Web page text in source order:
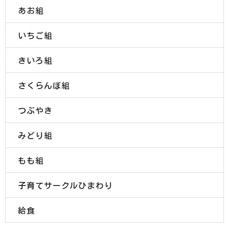
あお組
いちご組
きいろ組
さくらんぼ組
つぶやき
みどり組
もも組
子育てサークルひまわり
給食